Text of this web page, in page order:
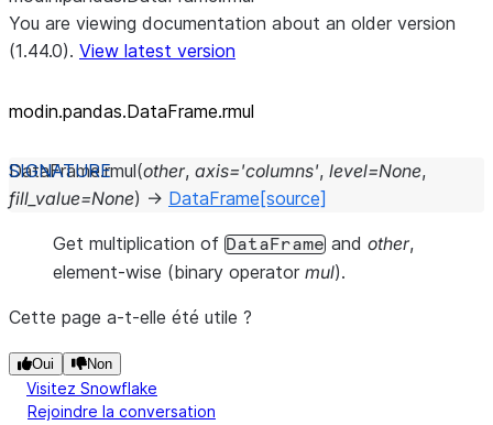
You are viewing documentation about an older version
(1.44.0). View latest version
modin.pandas.DataFrame.rmul
DataFrame.rmul(other, axis='columns', level=None,
fill_value=None) → DataFrame [source]
Get multiplication of DataFrame and other,
element-wise (binary operator mul).
Cette page a-t-elle été utile ?
Oui Non
Visitez Snowflake
Rejoindre la conversation